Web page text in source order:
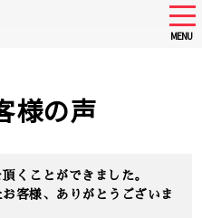
MENU
様の声
くことができました。
客様、ありがとうございま